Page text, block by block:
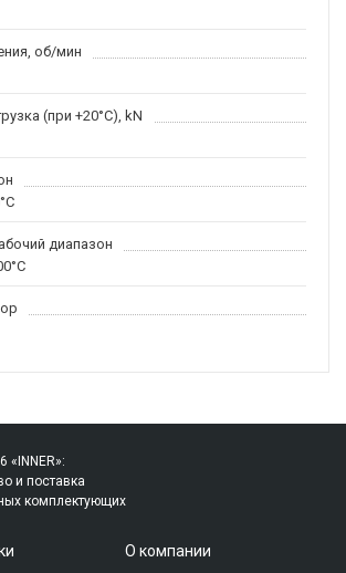
об/мин
(при +20°C), kN
диапазон
«INNER»:
и поставка
комплектующих
О компании